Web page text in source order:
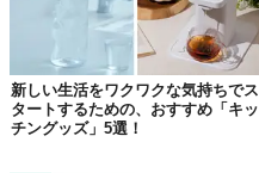
新しい生活をワクワクな気持ちでス
タートするための、おすすめ「キッ
チングッズ」5選！